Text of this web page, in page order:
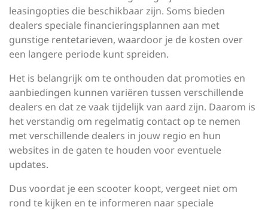
leasingopties die beschikbaar zijn. Soms bieden
dealers speciale financieringsplannen aan met
gunstige rentetarieven, waardoor je de kosten over
een langere periode kunt spreiden.
Het is belangrijk om te onthouden dat promoties en
aanbiedingen kunnen variëren tussen verschillende
dealers en dat ze vaak tijdelijk van aard zijn. Daarom is
het verstandig om regelmatig contact op te nemen
met verschillende dealers in jouw regio en hun
websites in de gaten te houden voor eventuele
updates.
Dus voordat je een scooter koopt, vergeet niet om
rond te kijken en te informeren naar speciale